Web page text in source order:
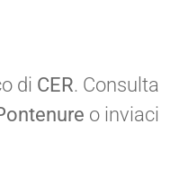
di CER. Consulta
o inviaci